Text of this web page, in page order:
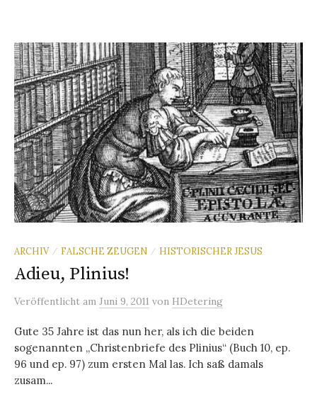
ARCHIV / FALSCHE ZEUGEN / HISTORISCHER JESUS
Adieu, Plinius!
Veröffentlicht am Juni 9, 2011 von HDetering
Gute 35 Jahre ist das nun her, als ich die beiden
sogenannten „Christenbriefe des Plinius“ (Buch 10, ep.
96 und ep. 97) zum ersten Mal las. Ich saß damals
zusam...